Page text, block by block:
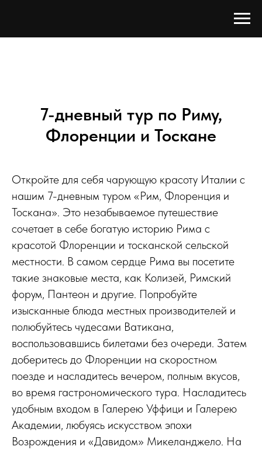
7-дневный тур по Риму,
Флоренции и Тоскане
Откройте для себя чарующую красоту Италии с
нашим 7-дневным туром «Рим, Флоренция и
Тоскана». Это незабываемое путешествие
сочетает в себе богатую историю Рима с
красотой Флоренции и тосканской сельской
местности. В самом сердце Рима вы посетите
такие знаковые места, как Колизей, Римский
форум, Пантеон и другие. Попробуйте
изысканные блюда местных производителей и
полюбуйтесь чудесами Ватикана,
воспользовавшись билетами без очереди. Затем
доберитесь до Флоренции на скоростном
поезде и насладитесь вечером, полным вкусов,
во время гастрономического тура. Насладитесь
удобным входом в Галерею Уффици и Галерею
Академии, любуясь искусством эпохи
Возрождения и «Давидом» Микеланджело. На